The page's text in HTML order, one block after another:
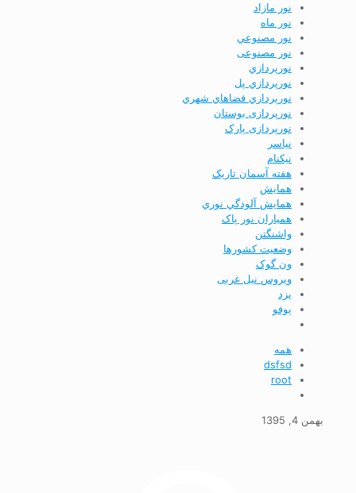
نور مازاد
نور ماه
نور مصنوعي
نور مصنوعی
نورپردازي
نورپردازي پل
نورپردازي فضاهاي شهري
نورپردازی بوستان
نورپردازی پارک
نياسر
نیکنام
هفته آسمان تاریک
همايش
همايش آلودگي نوري
همیاران نور پاک
واشنگتن
وضعيت كشورها
ون گوک
ویروس نیل غربی
يزد
يوفو
همه
dsfsd
root
بهمن 4, 1395